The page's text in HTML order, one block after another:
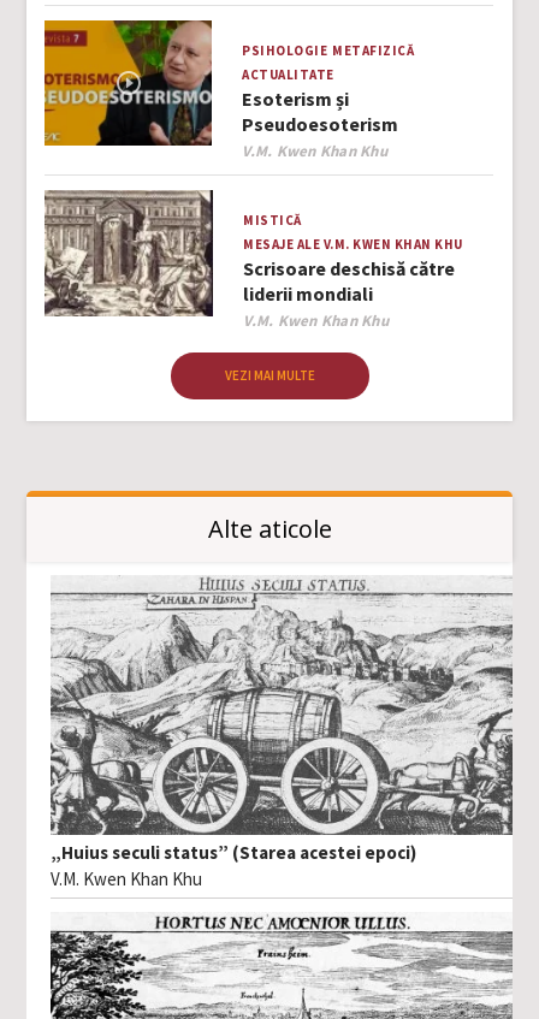
PSIHOLOGIE METAFIZICĂ
ACTUALITATE
Esoterism și
Pseudoesoterism
Author
V.M. Kwen Khan Khu
MISTICĂ
MESAJE ALE V.M. KWEN KHAN KHU
Scrisoare deschisă către
liderii mondiali
Author
V.M. Kwen Khan Khu
VEZI MAI MULTE
Alte aticole
„Huius seculi status” (Starea acestei epoci)
V.M. Kwen Khan Khu